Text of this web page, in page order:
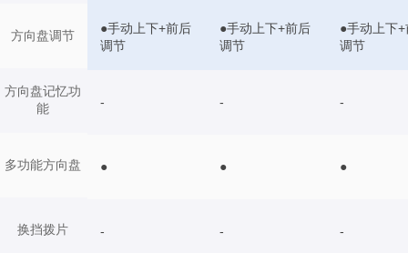
方向盘调节
方向盘记忆功
能
多功能方向盘
换挡拨片
●手动上下+前后
调节
●手动上下+前后
调节
●手动上下
调节
- - -
● ● ●
- - -